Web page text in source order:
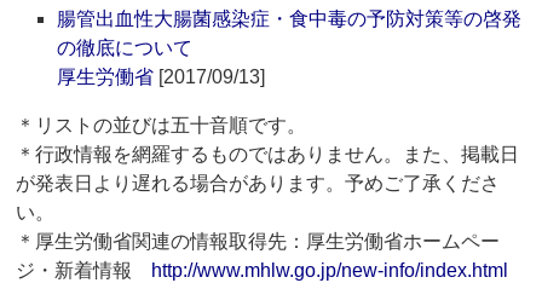
腸管出血性大腸菌感染症・食中毒の予防対策等の啓発
の徹底について
厚生労働省 [2017/09/13]
＊リストの並びは五十音順です。
＊行政情報を網羅するものではありません。また、掲載日
が発表日より遅れる場合があります。予めご了承くださ
い。
＊厚生労働省関連の情報取得先：厚生労働省ホームペー
ジ・新着情報 http://www.mhlw.go.jp/new-info/index.html